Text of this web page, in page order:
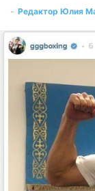
- Редактор Юлия